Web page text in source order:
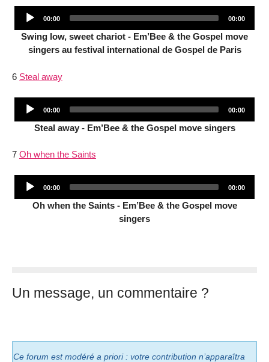
Current
00:00
Total
00:00
Swing low, sweet chariot - Em’Bee & the Gospel move
singers au festival international de Gospel de Paris
6 Steal away
Current
00:00
Total
00:00
Steal away - Em’Bee & the Gospel move singers
7 Oh when the Saints
Current
00:00
Total
00:00
Oh when the Saints - Em’Bee & the Gospel move
singers
Un message, un commentaire ?
Ce forum est modéré a priori : votre contribution n’apparaîtra